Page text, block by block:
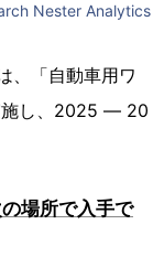
Nester Analytics
、「自動車用ワ
施し、2025 ― 20
場所で入手で